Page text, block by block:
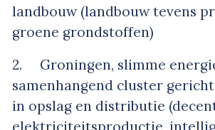
landbouw (landbouw tevens
groene grondstoffen)
2. Groningen, slimme
samenhangend cluster
in opslag en distributie
elektriciteitsproductie,